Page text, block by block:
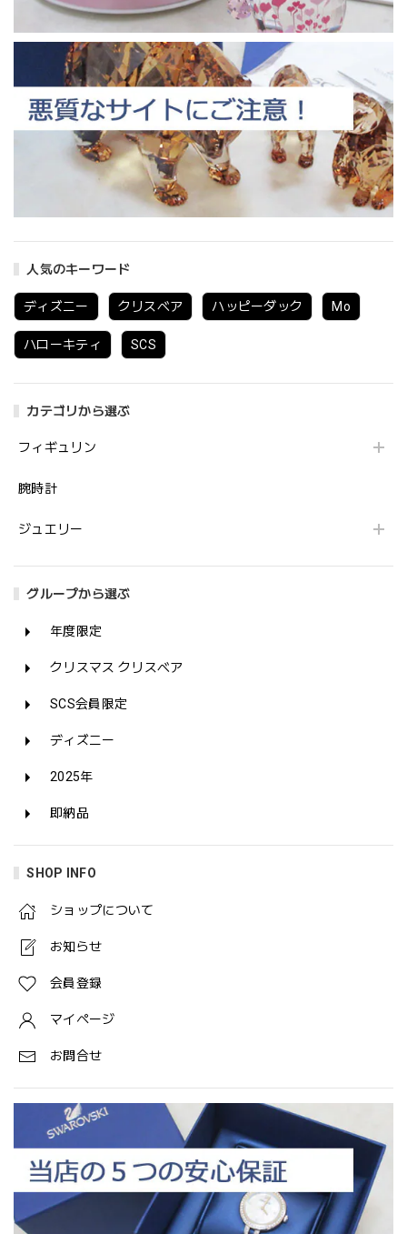
人気のキーワード
ディズニー クリスベア ハッピーダック Mo
ハローキティ SCS
カテゴリから選ぶ
フィギュリン
腕時計
ジュエリー
グループから選ぶ
年度限定
クリスマス クリスベア
SCS会員限定
ディズニー
2025年
即納品
SHOP INFO
ショップについて
お知らせ
会員登録
マイページ
お問合せ